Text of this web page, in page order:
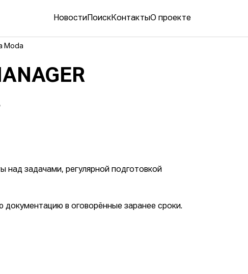
Новости ПоискКонтактыО проекте
Moda
над задачами, регулярной подготовкой
в оговорённые заранее сроки.